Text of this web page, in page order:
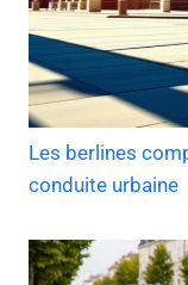
Les berlines
conduite urbaine